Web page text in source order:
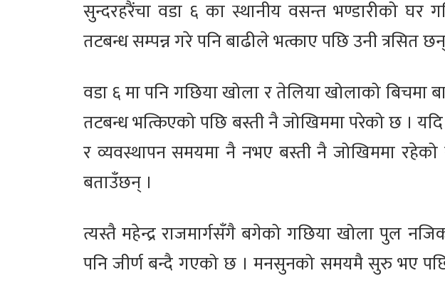
सुन्दरहरैंचा वडा ६ का स्थानीय वसन्त भण्डारीको घर
तटबन्ध सम्पन्न गरे पनि बाढीले भत्काए पछि उनी त्रसित
वडा ६ मा पनि गछिया खोला र तेलिया खोलाको बिचमा
तटबन्ध भत्किएको पछि बस्ती नै जोखिममा परेको छ । यदि
र व्यवस्थापन समयमा नै नभए बस्ती नै जोखिममा
बताउँछन् ।
त्यस्तै महेन्द्र राजमार्गसँगै बगेको गछिया खोला पुल
पनि जीर्ण बन्दै गएको छ । मनसुनको समयमै सुरु भए